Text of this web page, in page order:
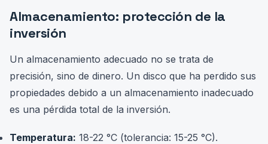
Almacenamiento: protección de la
inversión
Un almacenamiento adecuado no se trata de
precisión, sino de dinero. Un disco que ha perdido sus
propiedades debido a un almacenamiento inadecuado
es una pérdida total de la inversión.
Temperatura: 18-22 °C (tolerancia: 15-25 °C).